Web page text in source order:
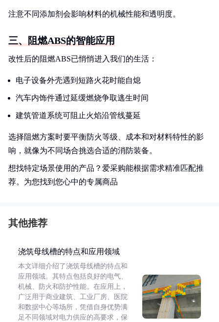
注意不同添加剂会影响材料的机械性能和透明度。
三、阻燃ABS的智能应用
改性后的阻燃ABS已悄悄进入我们的生活：
电子设备外壳遇到短路火花时能自熄
汽车内饰件通过延缓燃烧争取逃生时间
建筑管道系统可阻止火焰沿管线蔓延
选择阻燃方案时要平衡防火等级、成本和对材料特性的影
响，就像为不同场合挑选合适的消防装备。
想找特定场景使用的产品？爱采购能根据需求精准匹配推
荐。为您找到您心中的专属商品
其他推荐
浇筑母线槽的特点和应用领域
本文详细介绍了浇筑母线槽的特点和
应用领域。其特点包括良好的电气、
机械、防火和防护性能。在应用上，
广泛用于商业建筑、工业厂房、医院
和数据中心等场所，凭借自身优势满
足不同领域对电力供应的高要求，保